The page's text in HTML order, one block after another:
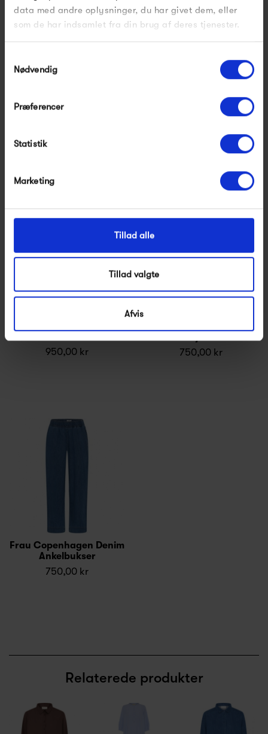
data med andre oplysninger, du har givet dem, eller
som de har indsamlet fra din brug af deres tjenester.
Nødvendig
Præferencer
Statistik
Marketing
Tillad alle
Tillad valgte
Afvis
Frau Melbourne
Frau Seoul Lang Denim
1 000,00 kr
950,00 kr 750,00 kr
Frau Copenhagen Denim
Ankelbukser
750,00 kr
Relaterede produkter